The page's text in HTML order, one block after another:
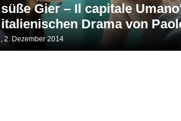
Gier – Il capitale
Drama von
2. Dezember 2014